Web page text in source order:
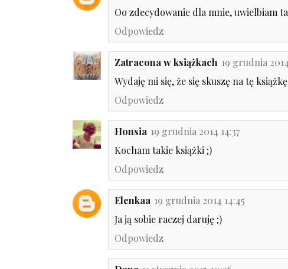
Oo zdecydowanie dla mnie, uwielbiam
Odpowiedz
Zatracona w książkach 19 grudnia
Wydaję mi się, że się skuszę na tę
Odpowiedz
Honsia 19 grudnia 2014 14:37
Kocham takie książki ;)
Odpowiedz
Elenkaa 19 grudnia 2014 14:45
Ja ją sobie raczej daruję ;)
Odpowiedz